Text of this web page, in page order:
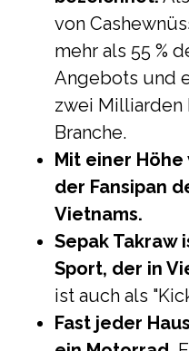
von
mehr als 55 %
Angebots und
zwei Milliarden
Branche.
Mit einer Höhe
der Fansipan
Vietnams.
Sepak
Sport, der in
ist auch als
Fast jeder